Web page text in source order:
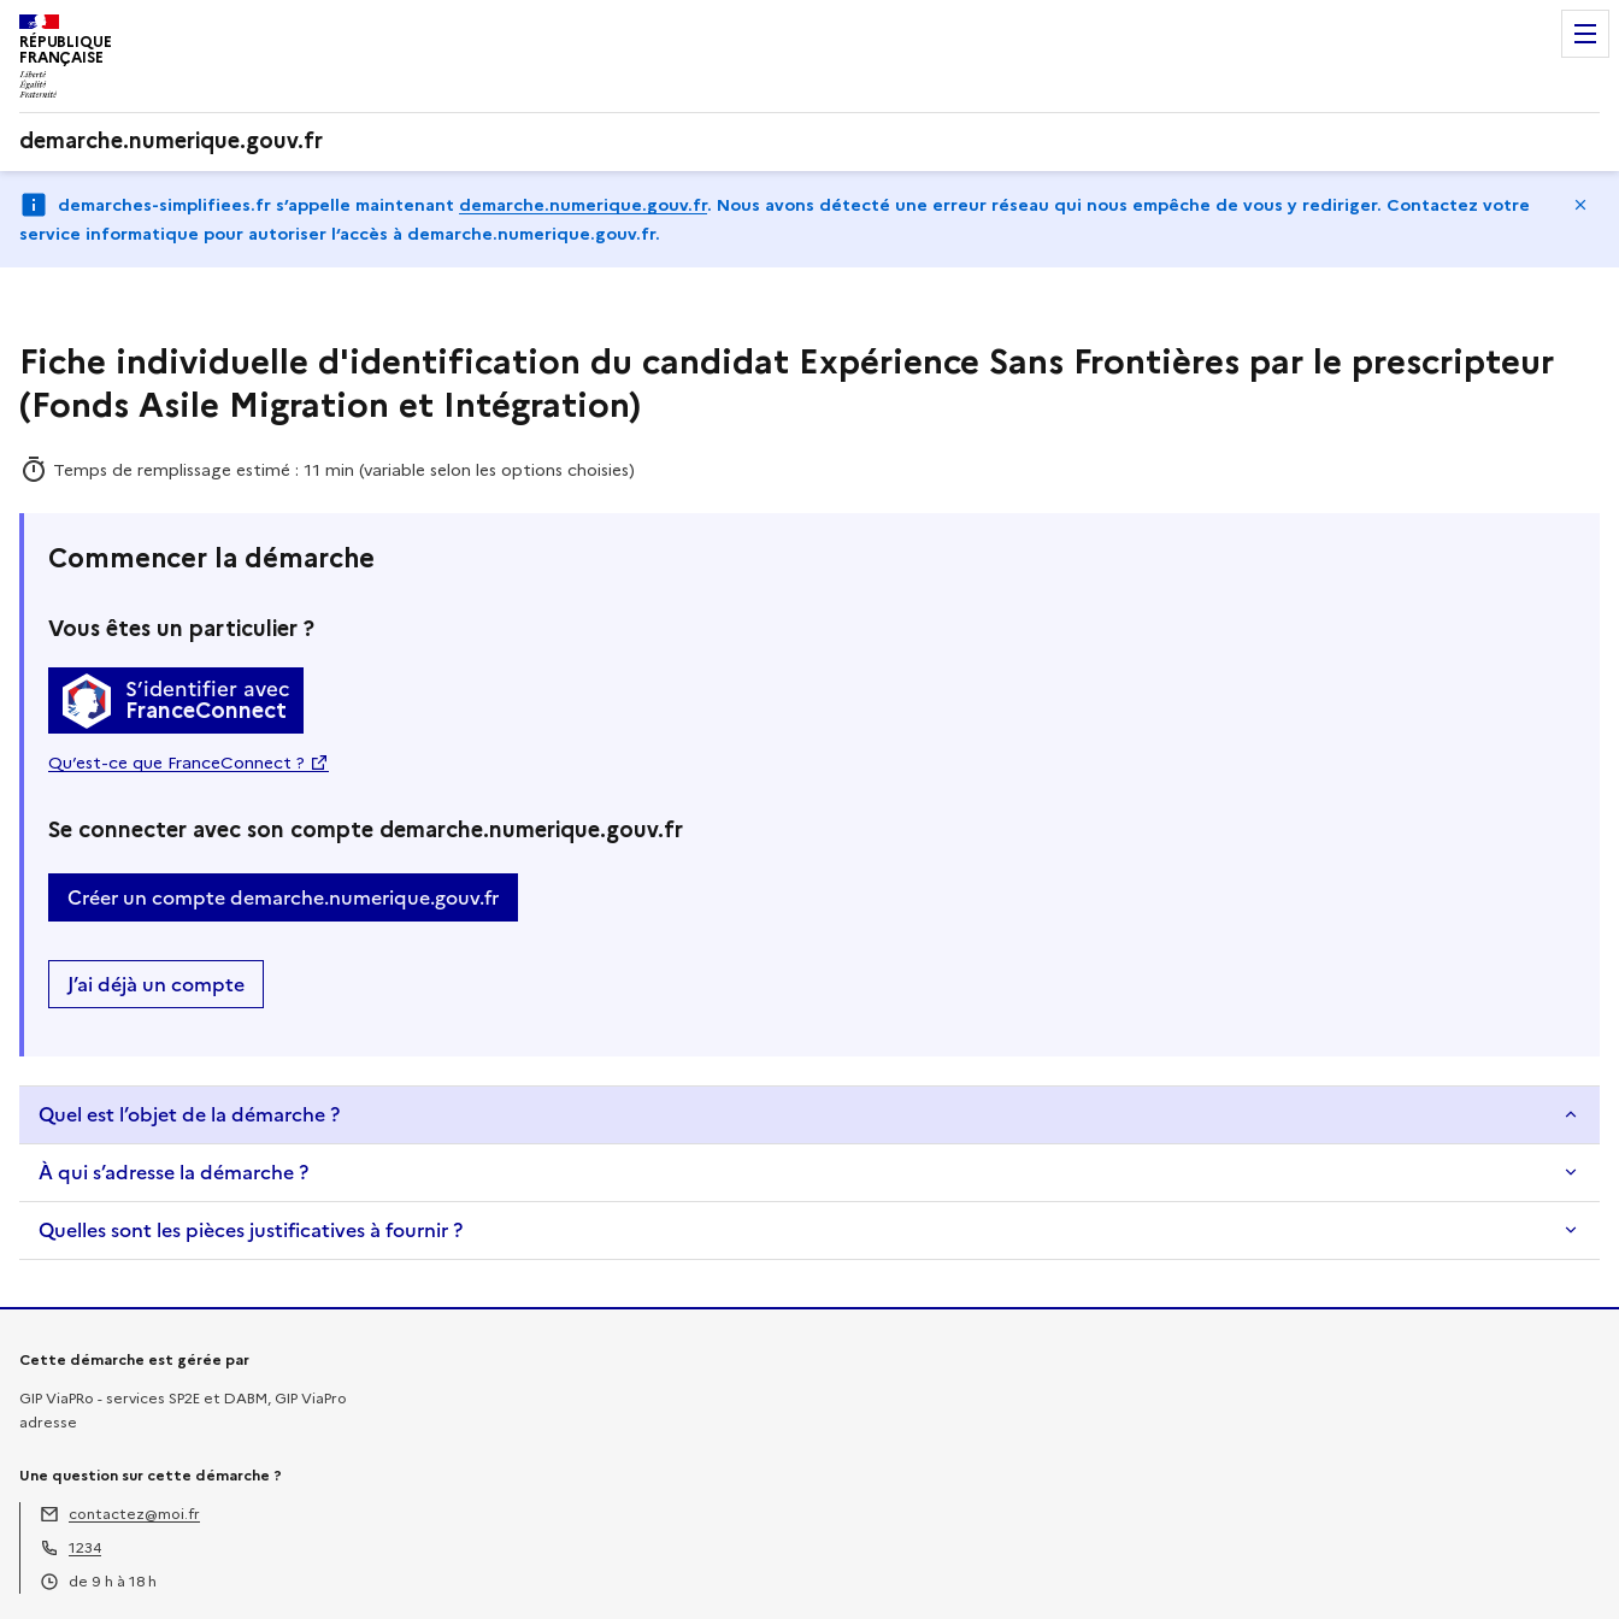
RÉPUBLIQUE
FRANÇAISE
demarche.numerique.gouv.fr
demarches-simplifiees.fr s’appelle maintenant demarche.numerique.gouv.fr. Nous avons détecté une erreur réseau qui nous empêche de vous y rediriger. Contactez votre
service informatique pour autoriser l‘accès à demarche.numerique.gouv.fr.
Fiche individuelle d'identification du candidat Expérience Sans Frontières par le prescripteur
(Fonds Asile Migration et Intégration)
Temps de remplissage estimé : 11 min (variable selon les options choisies)
Commencer la démarche
Vous êtes un particulier ?
S’identifier avec
FranceConnect
Qu’est-ce que FranceConnect ?
Se connecter avec son compte demarche.numerique.gouv.fr
Créer un compte demarche.numerique.gouv.fr
J’ai déjà un compte
Quel est l’objet de la démarche ?
À qui s’adresse la démarche ?
Quelles sont les pièces justificatives à fournir ?
Informations sur la démarche
Cette démarche est gérée par
GIP ViaPRo - services SP2E et DABM, GIP ViaPro
adresse
Une question sur cette démarche ?
Adresse électronique :
contactez@moi.fr
Téléphone :
1234
de 9 h à 18 h